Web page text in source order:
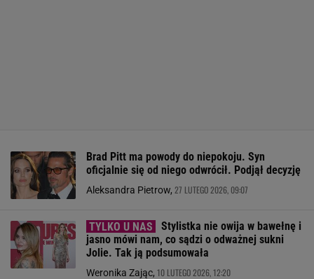
Brad Pitt ma powody do niepokoju. Syn
oficjalnie się od niego odwrócił. Podjął decyzję
Aleksandra Pietrow, 27 LUTEGO 2026, 09:07
Stylistka nie owija w bawełnę i
jasno mówi nam, co sądzi o odważnej sukni
Jolie. Tak ją podsumowała
Weronika Zając, 10 LUTEGO 2026, 12:20